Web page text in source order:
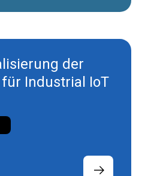
der
Industrial IoT